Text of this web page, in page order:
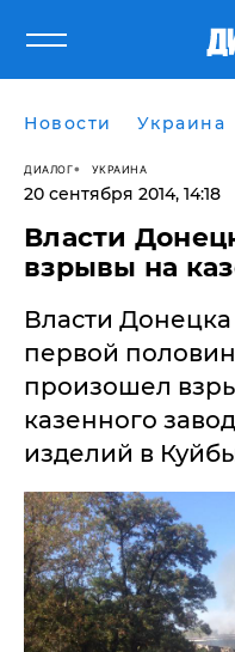
Новости Украина
ДИАЛОГ УКРАИНА
20 сентября 2014, 14:18
Власти
взрывы на
Власти
первой
произошел
казенного
изделий в